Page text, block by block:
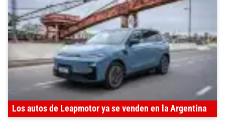
Los autos de Leapmotor ya se venden en la Argentina